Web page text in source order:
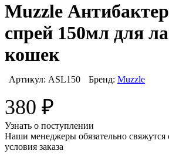
Muzzle
спрей 150мл для
кошек
Артикул: ASL150 Бренд: Muzzle
380 ₽
Узнать о поступлении
Наши менеджеры обязательно свяжутся
условия заказа